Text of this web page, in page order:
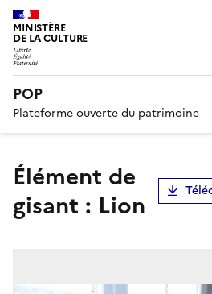
MINISTÈRE
DE LA CULTURE
POP
Plateforme ouverte du patrimoine
élément de
gisant : Lion